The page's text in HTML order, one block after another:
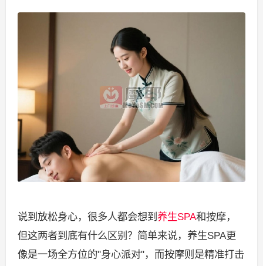
说到放松身心，很多人都会想到 养生SPA和按摩，
但这两者到底有什么区别？简单来说，养生SPA更
像是一场全方位的"身心派对"，而按摩则是精准打击